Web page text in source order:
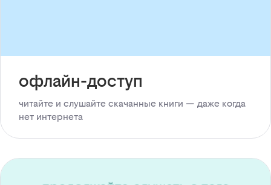
офлайн-доступ
читайте и слушайте скачанные книги — даже когда
нет интернета